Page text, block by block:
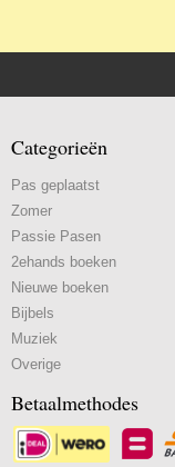
Categorieën
Pas geplaatst
Zomer
Passie Pasen
2ehands boeken
Nieuwe boeken
Bijbels
Muziek
Overige
Betaalmethodes